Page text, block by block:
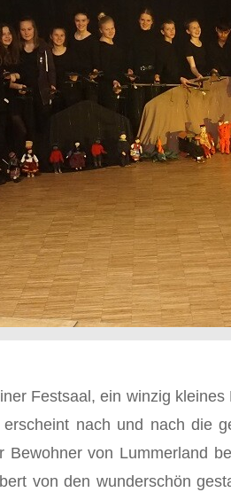
Festsaal, ein winzig
nach und nach die
von Lummerland
von den wunderschön